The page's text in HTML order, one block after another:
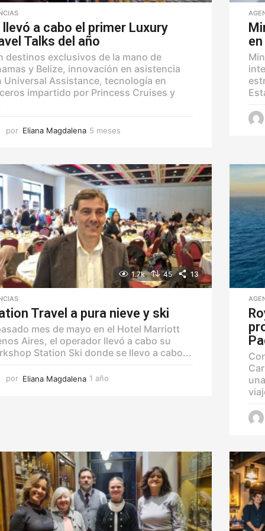
llevó a cabo el primer Luxury
Talks del año
destinos exclusivos de la mano de
y Belize, innovación en asistencia
Universal Assistance, tecnología en
impartido por Princess Cruises y
por Eliana Magdalena 5 meses
s
e
s
1.7k 45 13
Travel a pura nieve y ski
mes de mayo en el Hotel Marriott
Aires, el operador llevó a cabo su
Station Ski donde se llevo a cabo...
por Eliana Magdalena 1 año